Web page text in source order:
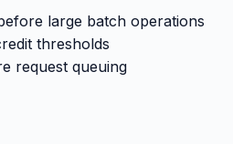
large batch operations
thresholds
request queuing